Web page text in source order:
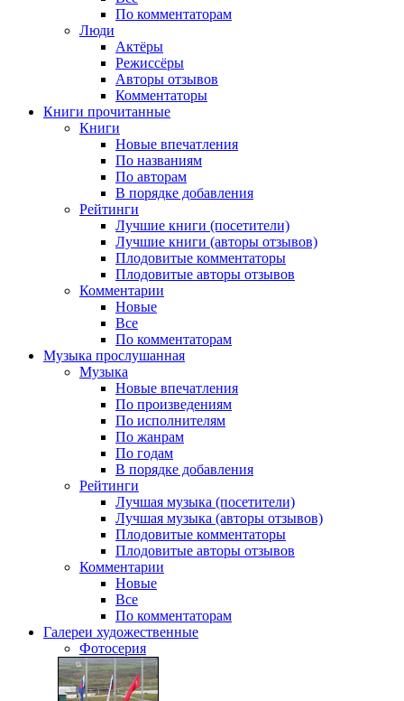
По комментаторам
Люди
Актёры
Режиссёры
Авторы отзывов
Комментаторы
Книги прочитанные
Книги
Новые впечатления
По названиям
По авторам
В порядке добавления
Рейтинги
Лучшие книги (посетители)
Лучшие книги (авторы отзывов)
Плодовитые комментаторы
Плодовитые авторы отзывов
Комментарии
Новые
Все
По комментаторам
Музыка прослушанная
Музыка
Новые впечатления
По произведениям
По исполнителям
По жанрам
По годам
В порядке добавления
Рейтинги
Лучшая музыка (посетители)
Лучшая музыка (авторы отзывов)
Плодовитые комментаторы
Плодовитые авторы отзывов
Комментарии
Новые
Все
По комментаторам
Галереи художественные
Фотосерия